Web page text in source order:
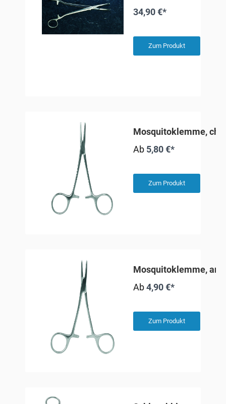
34,90 €*
Zum Produkt
Mosquitoklemme,
Ab 5,80 €*
Zum Produkt
Mosquitoklemme,
Ab4,90 €*
Zum Produkt